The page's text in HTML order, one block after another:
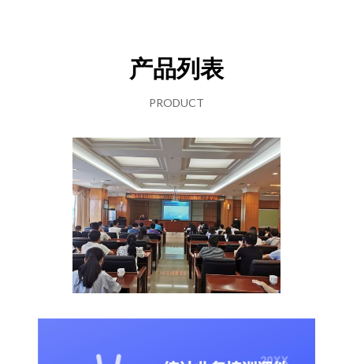
产品列表
PRODUCT